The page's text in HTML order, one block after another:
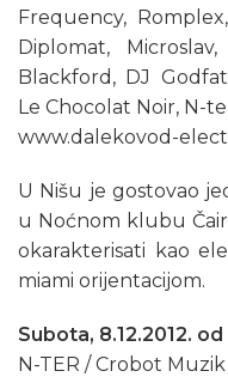
Frequency,
Diplomat,
Blackford, DJ
Le Chocolat Noir, N-
www.dalekovod-
U Nišu je gostovao
u Noćnom klubu
okarakterisati kao
miami orijentacijom.
Subota, 8.12.2012.
N-TER / Crobot Muzik